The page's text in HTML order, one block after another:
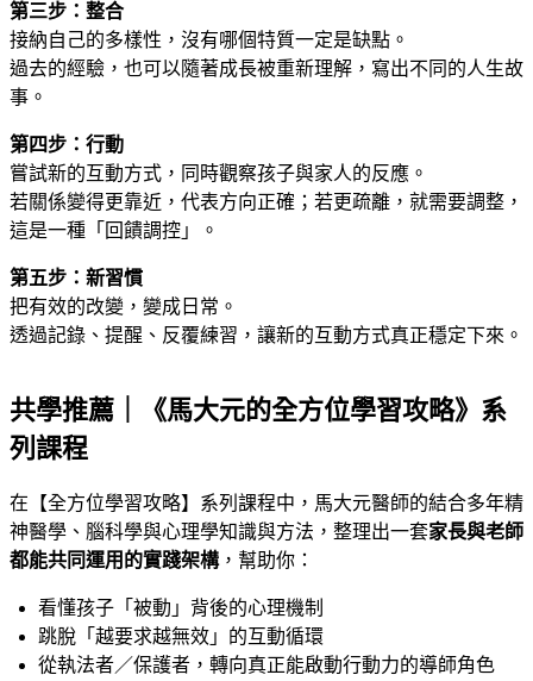
第三步：整合
接納自己的多樣性，沒有哪個特質一定是缺點。
過去的經驗，也可以隨著成長被重新理解，寫出不同的人生故
事。
第四步：行動
嘗試新的互動方式，同時觀察孩子與家人的反應。
若關係變得更靠近，代表方向正確；若更疏離，就需要調整，
這是一種「回饋調控」。
第五步：新習慣
把有效的改變，變成日常。
透過記錄、提醒、反覆練習，讓新的互動方式真正穩定下來。
共學推薦｜《馬大元的全方位學習攻略》系
列課程
在【全方位學習攻略】系列課程中，馬大元醫師的結合多年精
神醫學、腦科學與心理學知識與方法，整理出一套家長與老師
都能共同運用的實踐架構，幫助你：
看懂孩子「被動」背後的心理機制
跳脫「越要求越無效」的互動循環
從執法者／保護者，轉向真正能啟動行動力的導師角色